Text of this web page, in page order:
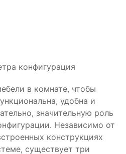
в комнате, чтобы
удобна и
значительную роль
Независимо от
конструкциях
существует три